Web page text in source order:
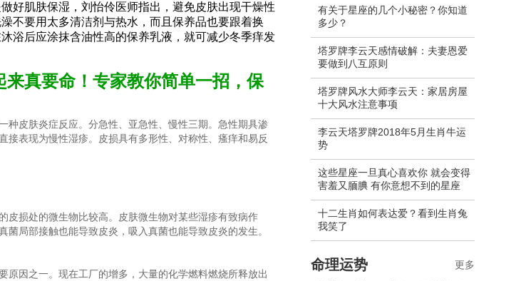
好肌肤保湿，刘怡伶医师指出，避免皮肤出现干燥性
不要用太多清洁剂与热水，而且保养品也要跟着换
浴后应涂抹含油性高的保养乳液，就可减少冬季痒发
真要命！专家教你简单一招，保
种皮肤炎症反应。分急性、亚急性、慢性三期。急性期具渗
接表现为慢性湿疹。皮损具有多形性、对称性、瘙痒和易反
皮损处的微生物比较高。皮肤微生物对某些湿疹有致病作
菌局部接触也能导致皮炎，吸入真菌也能导致皮炎的发生。
原因之一。现在工厂的增多，大量的化学燃料燃烧所释放出
有关于星座的几个小秘密？你知道
多少？
塔罗牌李云天感情破解：夫妻恩爱
要做到八互原则
塔罗牌风水大师李云天：家居房屋
十大风水注意事项
李云天塔罗牌2018年5月生肖牛运
势
这些星座一旦真心喜欢你 就会变得
害羞又腼腆 有你意想不到的星座
十二生肖如何表达爱？看到生肖兔
我笑了
命理运势 更多